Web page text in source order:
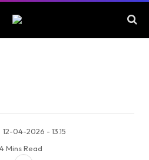
12-04-2026 - 13.15
4 Mins Read